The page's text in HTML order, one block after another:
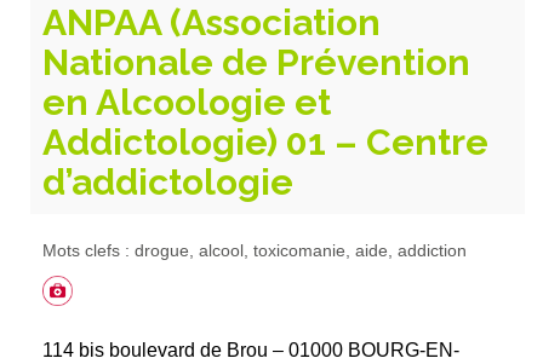
ANPAA (Association
Nationale de Prévention
en Alcoologie et
Addictologie) 01 – Centre
d’addictologie
Mots clefs : drogue, alcool, toxicomanie, aide, addiction
114 bis boulevard de Brou – 01000 BOURG-EN-